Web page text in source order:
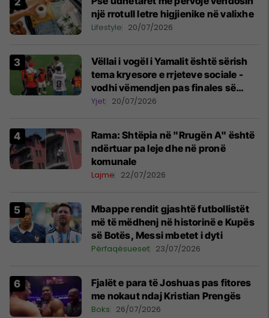
një rrotull letre higjienike në valixhe
Lifestyle 20/07/2026
Vëllai i vogël i Yamalit është sërish
tema kryesore e rrjeteve sociale -
vodhi vëmendjen pas finales së
Kupës së Botës
Yjet 20/07/2026
Rama: Shtëpia në "Rrugën A" është
ndërtuar pa leje dhe në pronë
komunale
Lajme 22/07/2026
Mbappe rendit gjashtë futbollistët
më të mëdhenj në historinë e Kupës
së Botës, Messi mbetet i dyti
Përfaqësueset 23/07/2026
Fjalët e para të Joshuas pas fitores
me nokaut ndaj Kristian Prengës
Boks 26/07/2026